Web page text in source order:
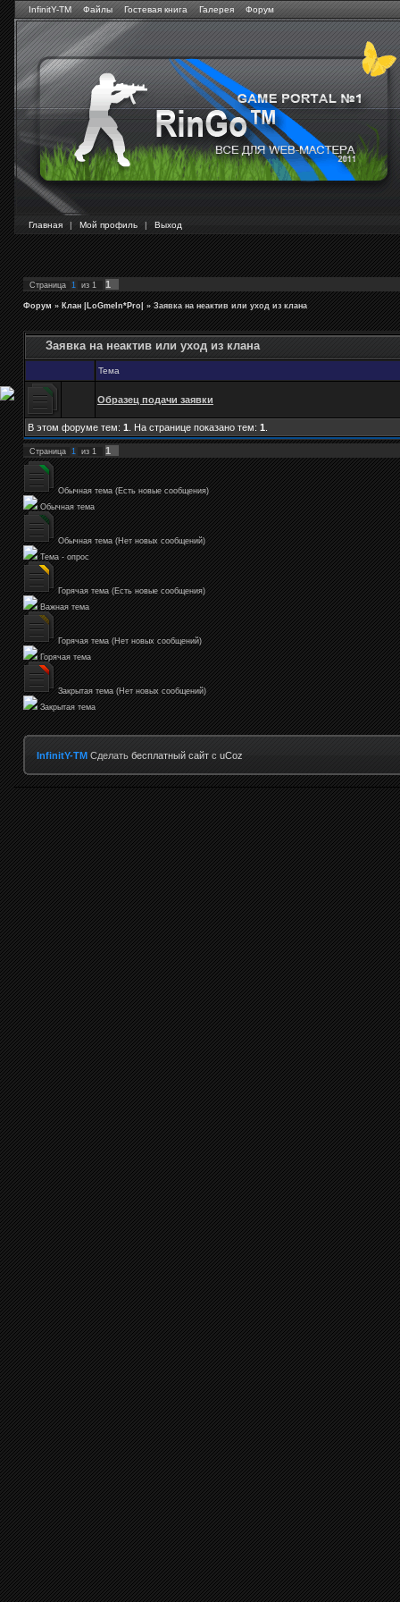
InfinitY-TM Файлы Гостевая книга Галерея Форум
Главная | Мой профиль | Выход
Страница 1 из 1 1
Форум » Клан |LoGmeIn*Pro| » Заявка на неактив или уход из клана
Заявка на неактив или уход из клана
Тема
Образец подачи заявки
В этом форуме тем: 1 . На странице показано тем: 1
Страница 1 из 1 1
Обычная тема (Есть новые сообщения)
Обычная тема
Обычная тема (Нет новых сообщений)
Тема - опрос
Горячая тема (Есть новые сообщения)
Важная тема
Горячая тема (Нет новых сообщений)
Горячая тема
Закрытая тема (Нет новых сообщений)
Закрытая тема
InfinitY-TM Сделать бесплатный сайт с uCoz